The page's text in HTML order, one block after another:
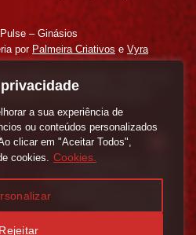
a sua experiência de
ou conteúdos personalizados
clicar em "Aceitar Todos",
cookies. Cookies.
Rejeitar
– Ginásios
por Palmeira Criativos e Vyra
de Responsabilidade
Cookies|Livro de Reclamações
Ginásio Pulse – Guia
Rua Principal nº 12 Outeiro
+351 963 903 046